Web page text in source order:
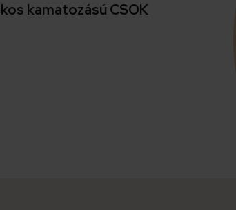
kamatozású CSOK